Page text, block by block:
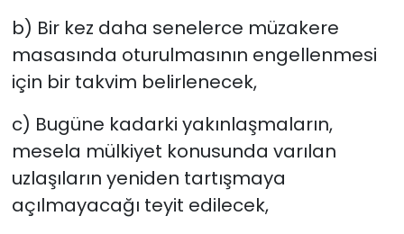
b) Bir kez daha senelerce müzakere
masasında oturulmasının engellenmesi
için bir takvim belirlenecek,
c) Bugüne kadarki yakınlaşmaların,
mesela mülkiyet konusunda varılan
uzlaşıların yeniden tartışmaya
açılmayacağı teyit edilecek,